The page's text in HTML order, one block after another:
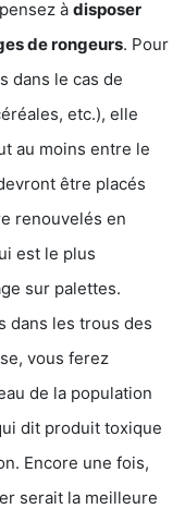
à disposer
de rongeurs. Pour
dans le cas de
etc.), elle
au moins entre le
être placés
renouvelés en
est le plus
sur palettes.
dans les trous des
vous ferez
de la population
dit produit toxique
Encore une fois,
serait la meilleure